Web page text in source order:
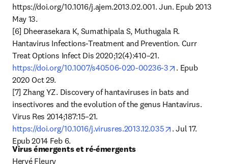
https://doi.org/10.1016/j.ajem.2013.02.001. Jun. Epub 2013
May 13.
[6] Dheerasekara K, Sumathipala S, Muthugala R.
Hantavirus Infections-Treatment and Prevention. Curr
https://doi.org/10.1007/s40506-020-00236-3
opens in new
. Epub
2020 Oct 29.
[7] Zhang YZ. Discovery of hantaviruses in bats and
insectivores and the evolution of the genus Hantavirus.
https://doi.org/10.1016/j.virusres.2013.12.035
opens in new
. Jul 17.
Epub 2014 Feb 6.
Virus émergents et ré-émergents
Hervé Fleury